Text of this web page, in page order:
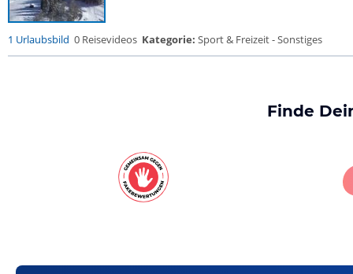
1 Urlaubsbild 0 Reisevideos Kategorie: Sport & Freizeit - Sonstiges
Finde